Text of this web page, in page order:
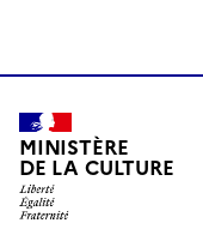
MINISTÈRE
DE LA CULTURE